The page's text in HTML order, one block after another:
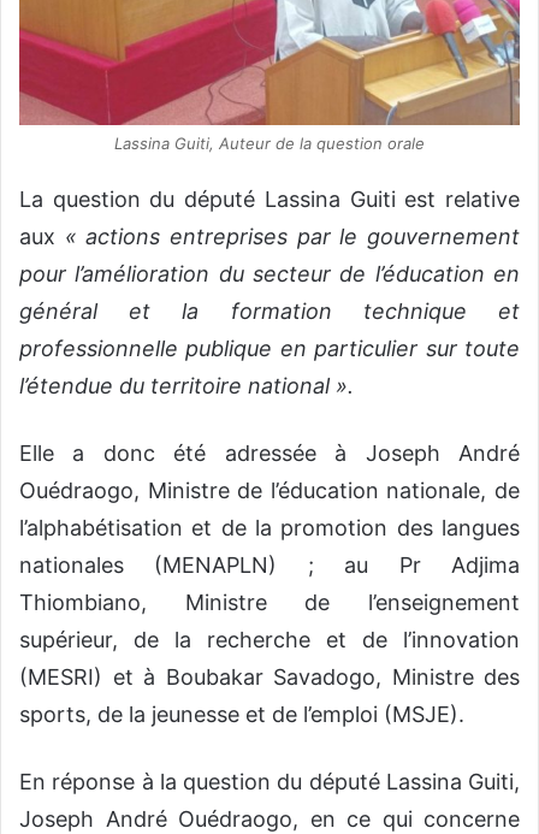
Lassina Guiti, Auteur de la question orale
La question du député Lassina Guiti est relative
aux « actions entreprises par le gouvernement
pour l’amélioration du secteur de l’éducation en
général et la formation technique et
professionnelle publique en particulier sur toute
l’étendue du territoire national ».
Elle a donc été adressée à Joseph André
Ouédraogo, Ministre de l’éducation nationale, de
l’alphabétisation et de la promotion des langues
nationales (MENAPLN) ; au Pr Adjima
Thiombiano, Ministre de l’enseignement
supérieur, de la recherche et de l’innovation
(MESRI) et à Boubakar Savadogo, Ministre des
sports, de la jeunesse et de l’emploi (MSJE).
En réponse à la question du député Lassina Guiti,
Joseph André Ouédraogo, en ce qui concerne